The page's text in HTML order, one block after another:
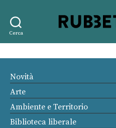
Cerca
Novità
Arte
Ambiente e Territorio
Biblioteca liberale